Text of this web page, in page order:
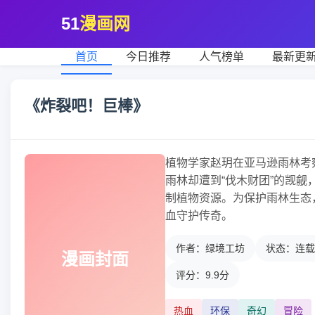
51漫画网
首页 今日推荐 人气榜单 最新更
《炸裂吧！巨棒》
漫画封面
植物学家赵玥在亚马逊雨林
雨林却遭到“伐木财团”的觊
制植物资源。为保护雨林生
血守护传奇。
作者：绿境工坊 状态：连
评分：9.9分
热血 环保 奇幻 冒险